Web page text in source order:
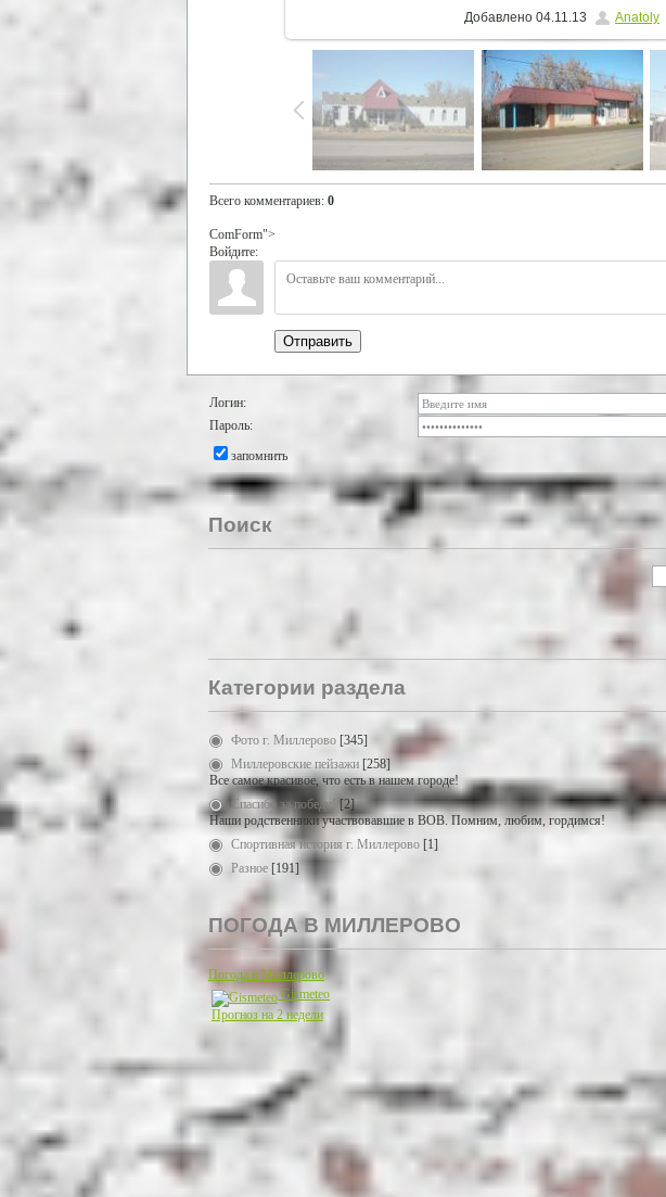
Добавлено 04.11.13 Anatoly
Всего комментариев: 0
ComForm">
Войдите:
Отправить
Логин:
Пароль:
запомнить
Поиск
Категории раздела
Фото г. Миллерово [345]
Миллеровские пейзажи [258]
Все самое красивое, что есть в нашем городе!
Спасибо за победу!
[2]
Наши родственники участвовавшие в ВОВ. Помним, любим, гордимся!
Спортивная история г. Миллерово [1]
Разное [191]
ПОГОДА В МИЛЛЕРОВО
Погода в Миллерово
Gismeteo
Прогноз на 2 недели